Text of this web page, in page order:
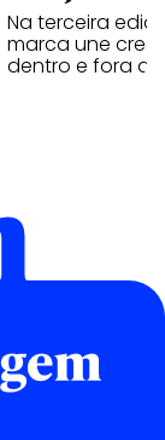
Na terceira
marca une
dentro e fora